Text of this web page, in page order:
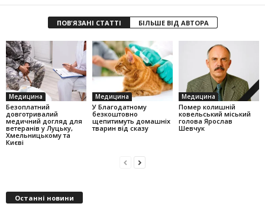
ПОВ'ЯЗАНІ СТАТТІ БІЛЬШЕ ВІД АВТОРА
Медицина
Безоплатний
довготривалий
медичний догляд для
ветеранів у Луцьку,
Хмельницькому та
Києві
Медицина
У Благодатному
безкоштовно
щепитимуть домашніх
тварин від сказу
Медицина
Помер колишній
ковельський міський
голова Ярослав
Шевчук
Останні новини